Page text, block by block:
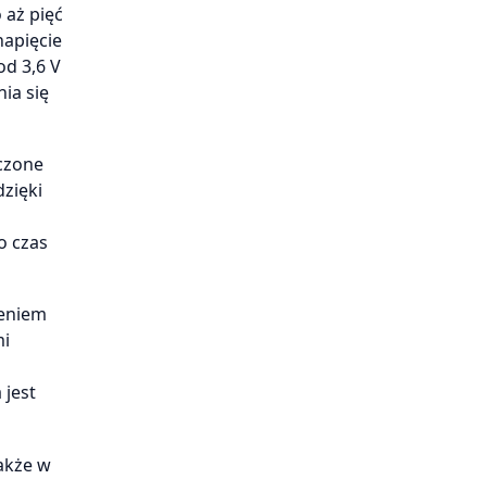
pięć
3,6 V
się
czas
jest
w